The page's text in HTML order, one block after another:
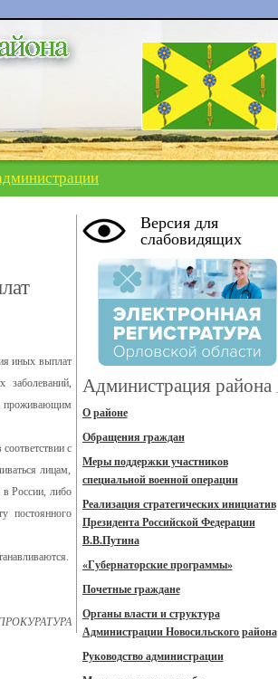
иных выплат
заболеваний,
проживающим
с
лицам,
в России, либо
постоянного
Версия для
слабовидящих
Администрация района
О районе
Обращения граждан
Меры поддержки участников
специальной военной операции
Реализация стратегических инициатив
Президента Российской Федерации
В.В.Путина
«Губернаторские программы»
Почетные граждане
Органы власти и структура
Администрации Новосильского района
Руководство администрации